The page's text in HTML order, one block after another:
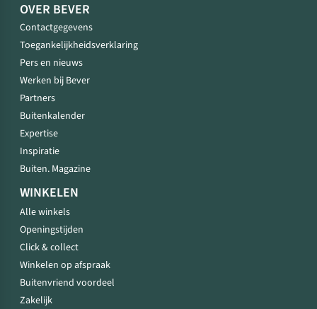
OVER BEVER
Contactgegevens
Toegankelijkheidsverklaring
Pers en nieuws
Werken bij Bever
Partners
Buitenkalender
Expertise
Inspiratie
Buiten. Magazine
WINKELEN
Alle winkels
Openingstijden
Click & collect
Winkelen op afspraak
Buitenvriend voordeel
Zakelijk